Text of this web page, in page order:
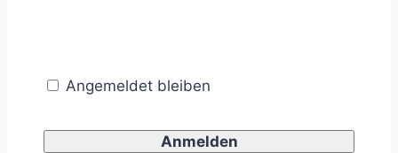
Dadurch befasst man sich insgesamt
automatisch auch länger und intensiver
Angemeldet bleiben